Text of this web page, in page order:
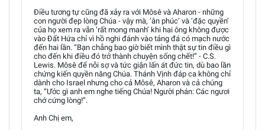
Điều tương tự cũng đã xảy ra với Môsê và Aharon - những
con người đẹp lòng Chúa - vậy mà, ‘ân phúc’ và ‘đặc quyền’
của họ xem ra vẫn ‘rất mong manh’ khi hai ông không được
vào Đất Hứa chỉ vì hồ nghi đánh vào tảng đá có mạch nước
đến hai lần. “Bạn chẳng bao giờ biết mình thật sự tin điều gì
cho đến khi điều đó trở thành chuyện sống chết!” - C.S.
Lewis. Môsê để nỗi sợ và tức giận lấn át đức tin, dù bao lần
chứng kiến quyền năng Chúa. Thánh Vịnh đáp ca không chỉ
dành cho Israel nhưng cho cả Môsê, Aharon và cả chúng
ta, “Ước gì anh em nghe tiếng Chúa! Người phán: Các ngươi
chớ cứng lòng!”.
Anh Chị em,